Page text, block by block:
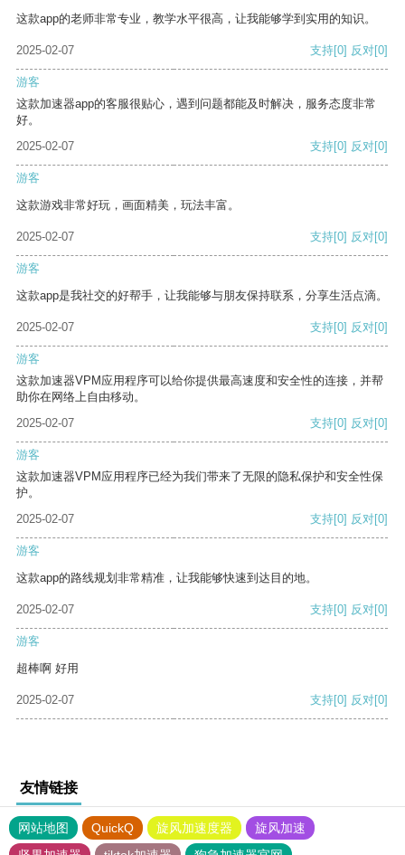
这款app的老师非常专业，教学水平很高，让我能够学到实用的知识。
2025-02-07 支持[0] 反对[0]
游客
这款加速器app的客服很贴心，遇到问题都能及时解决，服务态度非常
好。
2025-02-07
支持[0] 反对[0]
游客
这款游戏非常好玩，画面精美，玩法丰富。
2025-02-07 支持[0] 反对[0]
游客
这款app是我社交的好帮手，让我能够与朋友保持联系，分享生活点滴。
2025-02-07 支持[0] 反对[0]
游客
这款加速器VPM应用程序可以给你提供最高速度和安全性的连接，并帮
助你在网络上自由移动。
2025-02-07
支持[0] 反对[0]
游客
这款加速器VPM应用程序已经为我们带来了无限的隐私保护和安全性保
护。
2025-02-07
支持[0] 反对[0]
游客
这款app的路线规划非常精准，让我能够快速到达目的地。
2025-02-07 支持[0] 反对[0]
游客
超棒啊 好用
2025-02-07 支持[0] 反对[0]
友情链接
网站地图 QuickQ 旋风加速度器
旋风加速